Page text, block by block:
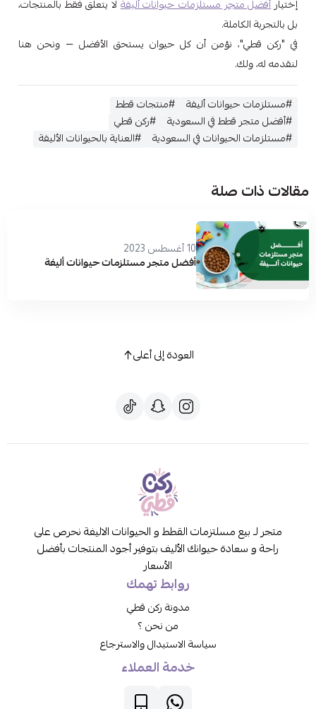
إختيارأفضل متجر مستلزمات حيوانات أليفةلا يتعلق فقط بالمنتجات،
بل بالتجربة الكاملة.
في "ركن قطي"، نؤمن أن كل حيوان يستحق الأفضل — ونحن هنا
لنقدمه له، ولك.
#مستلزمات حيوانات أليفة
#منتجات قطط
#أفضل متجر قطط في السعودية
#ركن قطي
#مستلزمات الحيوانات في السعودية
#العناية بالحيوانات الأليفة
مقالات ذات صلة
10 أغسطس 2023
أفضل متجر مستلزمات حيوانات أليفة
العودة إلى أعلى
متجر لـ بيع مسلتزمات القطط و الحيوانات الاليفة نحرص على
راحة و سعادة حيوانك الأليف بتوفير أجود المنتجات بأفضل
الأسعار
روابط تهمك
مدونة ركن قطي
من نحن ؟
سياسة الاستبدال والاسترجاع
خدمة العملاء